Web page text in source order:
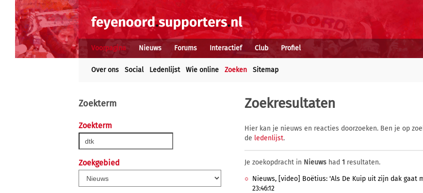
Voorpagina Nieuws Forums Interactief Club Profiel
Over ons Social Ledenlijst Wie online Zoeken Sitemap
Zoekterm
Zoekterm
Zoekgebied
Zoekresultaten
Hier kan je nieuws en reacties doorzoeken. Ben je op
de ledenlijst.
Je zoekopdracht in Nieuws had 1 resultaten.
Nieuws, [video] Boëtius: 'Als De Kuip uit zijn dak gaat
23:46:12